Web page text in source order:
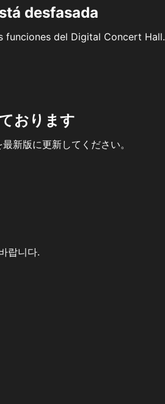
desfasada
funciones del Digital Concert Hall.
おります
新版に更新してください。
랍니다.